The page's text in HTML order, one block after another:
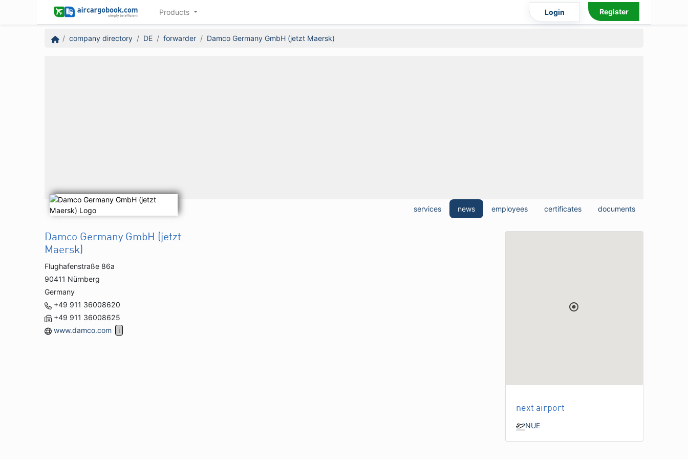
Products Login Register
company directory DE forwarder Damco Germany GmbH (jetzt Maersk)
services news employees certificates documents
Damco Germany GmbH (jetzt
Maersk)
Flughafenstraße 86a
90411 Nürnberg
Germany
+49 911 36008620
+49 911 36008625
www.damco.com
next airport
NUE